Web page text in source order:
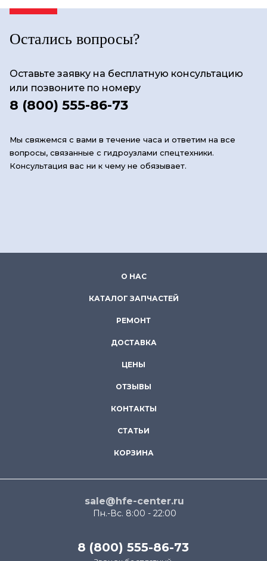
Остались вопросы?
Оставьте заявку на бесплатную консультацию
или позвоните по номеру
8 (800) 555-86-73
Мы свяжемся с вами в течение часа и ответим на все
вопросы, связанные с гидроузлами спецтехники.
Консультация вас ни к чему не обязывает.
О НАС
КАТАЛОГ ЗАПЧАСТЕЙ
РЕМОНТ
ДОСТАВКА
ЦЕНЫ
ОТЗЫВЫ
КОНТАКТЫ
СТАТЬИ
КОРЗИНА
sale@hfe-center.ru
Пн.-Вс. 8:00 - 22:00
8 (800) 555-86-73